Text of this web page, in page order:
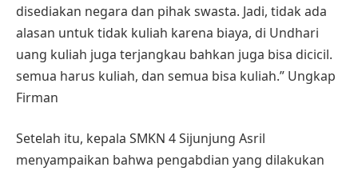
disediakan negara dan pihak swasta. Jadi, tidak ada
alasan untuk tidak kuliah karena biaya, di Undhari
uang kuliah juga terjangkau bahkan juga bisa dicicil.
semua harus kuliah, dan semua bisa kuliah.” Ungkap
Firman
Setelah itu, kepala SMKN 4 Sijunjung Asril
menyampaikan bahwa pengabdian yang dilakukan